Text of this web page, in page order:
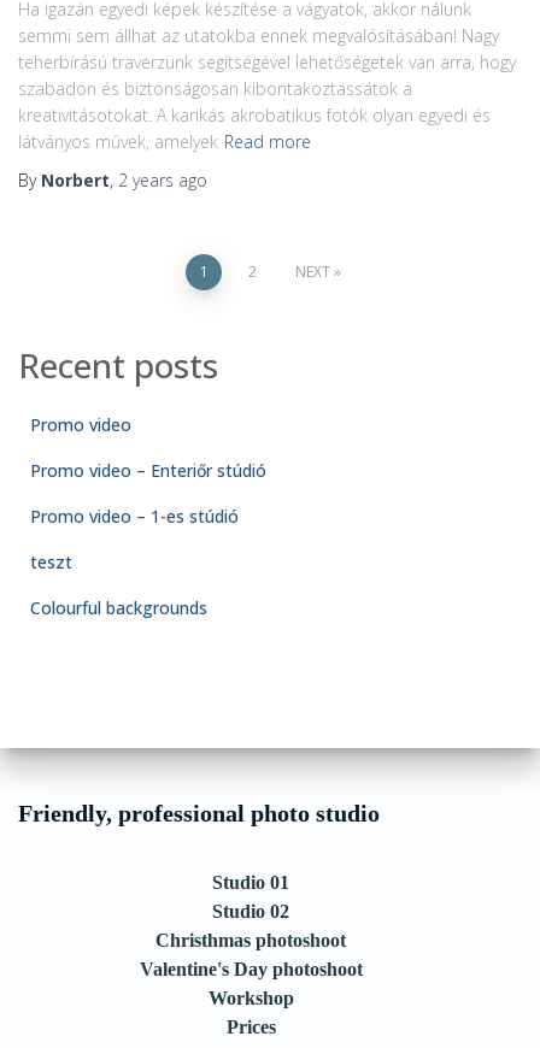
Ha igazán egyedi képek készítése a vágyatok, akkor nálunk
semmi sem állhat az utatokba ennek megvalósításában! Nagy
teherbírású traverzünk segítségével lehetőségetek van arra, hogy
szabadon és biztonságosan kibontakoztassátok a
kreativitásotokat. A karikás akrobatikus fotók olyan egyedi és
látványos művek, amelyek Read more
By Norbert, 2 years ago
1 2 NEXT
Recent posts
Promo video
Promo video – Enteriőr stúdió
Promo video – 1-es stúdió
teszt
Colourful backgrounds
Friendly, professional photo studio
Studio 01
Studio 02
Christhmas photoshoot
Valentine's Day photoshoot
Workshop
Prices